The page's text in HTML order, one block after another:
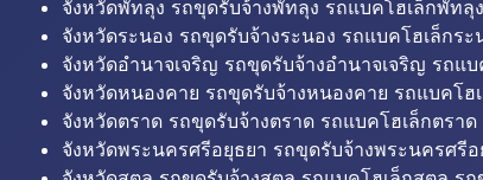
จังหวัดพัทลุง รถขุดรับจ้างพัทลุง รถแบคโฮเล็กพัท
จังหวัดระนอง รถขุดรับจ้างระนอง รถแบคโฮเล็กร
จังหวัดอำนาจเจริญ รถขุดรับจ้างอำนาจเจริญ รถแ
จังหวัดหนองคาย รถขุดรับจ้างหนองคาย รถแบคโ
จังหวัดตราด รถขุดรับจ้างตราด รถแบคโฮเล็กตรา
จังหวัดพระนครศรีอยุธยา รถขุดรับจ้างพระนครศรี